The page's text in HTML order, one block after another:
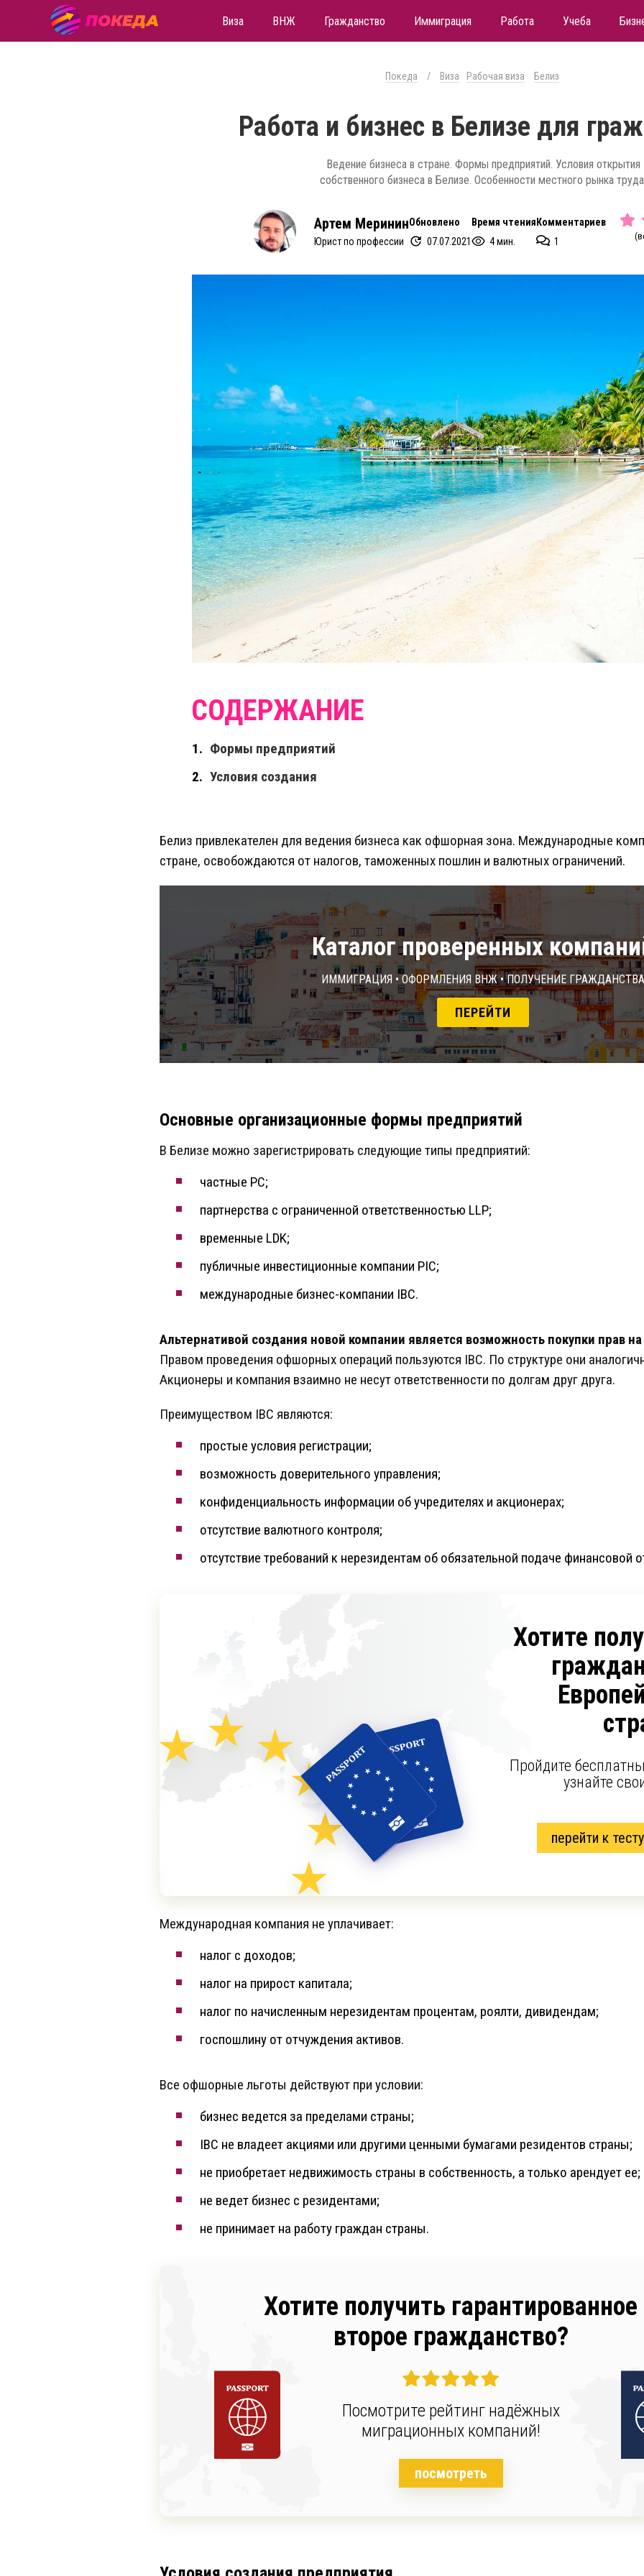
Виза ВНЖ Гражданство Иммиграция Работа Учеба
Покеда / Виза Рабочая виза Белиз
Работа и бизнес в Белизе для
Ведение бизнеса в стране. Формы предприятий. Условия открытия
собственного бизнеса в Белизе. Особенности местного рынка
Артем Меринин
Юрист по профессии
Обновлено
07.07.2021
Время чтения
4 мин.
Комментариев
1
Формы предприятий
Условия создания
Белиз привлекателен для ведения бизнеса как офшорная зона. Международные
стране, освобождаются от налогов, таможенных пошлин и валютных ограничений.
Каталог проверенных
Иммиграция • Оформления ВНЖ • Получение гражданства
ПЕРЕЙТИ
Основные организационные формы предприятий
В Белизе можно зарегистрировать следующие типы предприятий:
частные РС;
партнерства с ограниченной ответственностью LLP;
временные LDK;
публичные инвестиционные компании PIC;
международные бизнес-компании IBС.
Альтернативой создания новой компании является возможность покупки прав
Правом проведения офшорных операций пользуются IBС. По структуре они
Акционеры и компания взаимно не несут ответственности по долгам друг друга.
Преимуществом IBС являются:
простые условия регистрации;
возможность доверительного управления;
конфиденциальность информации об учредителях и акционерах;
отсутствие валютного контроля;
отсутствие требований к нерезидентам об обязательной подаче финансовой
Хотите
Пройдите
узнайте
перейти к тесту
Международная компания не уплачивает:
налог с доходов;
налог на прирост капитала;
налог по начисленным нерезидентам процентам, роялти, дивидендам;
госпошлину от отчуждения активов.
Все офшорные льготы действуют при условии:
бизнес ведется за пределами страны;
IBС не владеет акциями или другими ценными бумагами резидентов страны;
не приобретает недвижимость страны в собственность, а только арендует ее;
не ведет бизнес с резидентами;
не принимает на работу граждан страны.
Хотите получить гарантированное
второе гражданство?
Посмотрите рейтинг надёжных
миграционных компаний!
посмотреть